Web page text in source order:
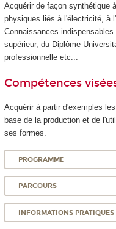
Acquérir de façon synthétique
physiques liés à l'électricité, à
Connaissances
supérieur, du Diplôme
professionnelle etc...
Compétences
Acquérir à partir d'exemples
base de la production et de
ses formes.
PROGRAMME
PARCOURS
INFORMATIONS PRATIQUES